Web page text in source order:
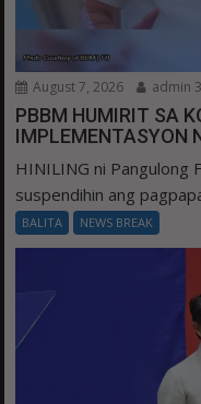
August 7, 2026 admin 3
PBBM HUMIRIT SA
IMPLEMENTASYON
HINILING ni Pangulong
suspendihin ang
BALITA NEWS BREAK